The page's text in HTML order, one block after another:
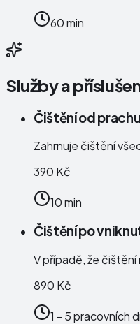
60 min
Služby a
Čištění od
Zahrnuje čištění
390 Kč
10 min
Čištění po
V případě, že
890 Kč
1 - 5 pracovních